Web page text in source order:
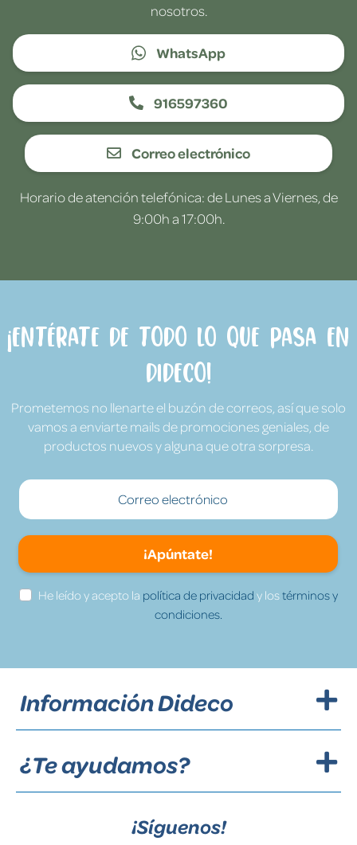
nosotros.
WhatsApp
916597360
Correo electrónico
Horario de atención telefónica: de Lunes a Viernes, de
9:00h a 17:00h.
¡Entérate de todo lo que pasa en
Dideco!
Prometemos no llenarte el buzón de correos, así que solo
vamos a enviarte mails de promociones geniales, de
productos nuevos y alguna que otra sorpresa.
¡Apúntate!
He leído y acepto la política de privacidad y lostérminos y
condiciones.
Información Dideco
¿Te ayudamos?
¡Síguenos!